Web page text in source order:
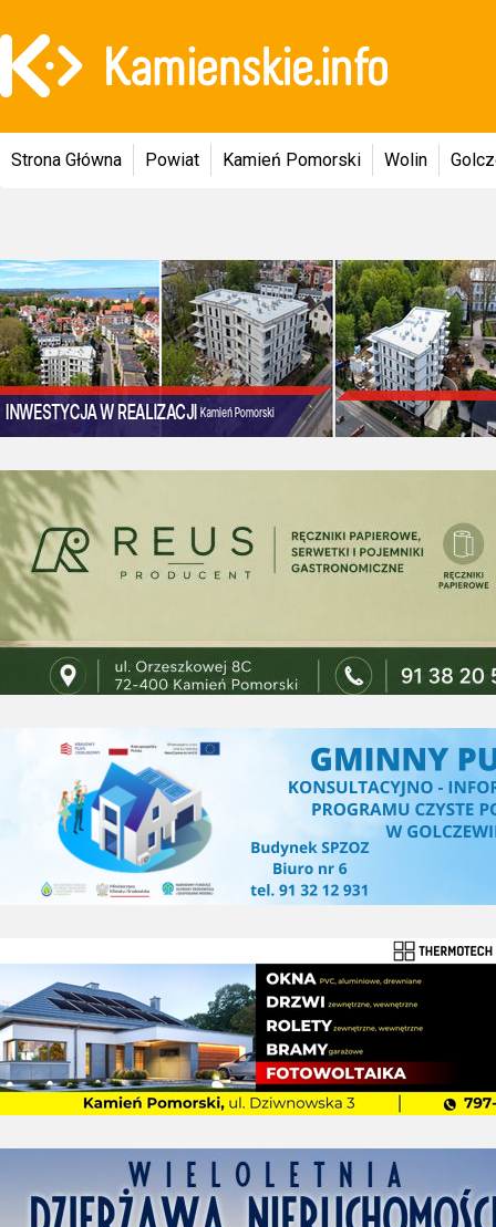
Strona Główna Powiat Kamień Pomorski Wolin